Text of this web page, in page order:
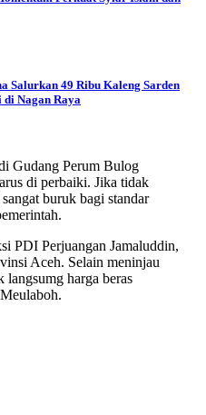
Salurkan 49 Ribu Kaleng Sarden
Nagan Raya
Gudang Perum Bulog
di perbaiki. Jika tidak
buruk bagi standar
PDI Perjuangan Jamaluddin,
Aceh. Selain meninjau
langsumg harga beras